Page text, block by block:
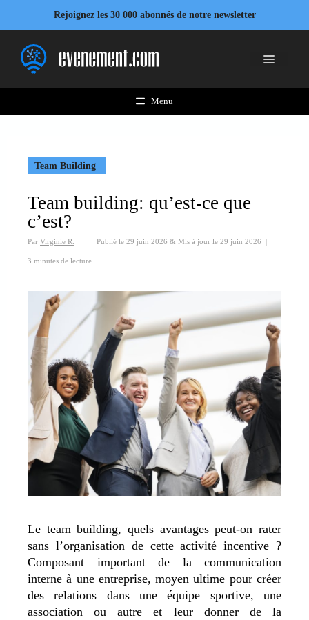
contenu
Rejoignez les 30 000 abonnés de notre newsletter
Menu
Menu
Team Building
Team building: qu’est-ce que
c’est?
Par Virginie R. Publié le 29 juin 2026 & Mis à jour le 29 juin 2026 |
3 minutes de lecture
Le team building, quels avantages peut-on rater
sans l’organisation de cette activité incentive ?
Composant important de la communication
interne à une entreprise, moyen ultime pour créer
des relations dans une équipe sportive, une
association ou autre et leur donner de la